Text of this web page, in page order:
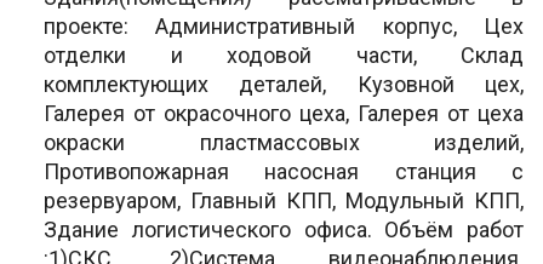
проекте: Административный корпус, Цех
отделки и ходовой части, Склад
комплектующих деталей, Кузовной цех,
Галерея от окрасочного цеха, Галерея от цеха
окраски пластмассовых изделий,
Противопожарная насосная станция с
резервуаром, Главный КПП, Модульный КПП,
Здание логистического офиса. Объём работ
:1)СКС. 2)Система видеонаблюдения.